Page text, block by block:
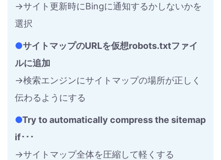
→サイト更新時にBingに通知するかしないかを
選択
●サイトマップのURLを仮想robots.txtファイ
ルに追加
→検索エンジンにサイトマップの場所が正しく
伝わるようにする
●Try to automatically compress the sitemap
if･･･
→サイトマップ全体を圧縮して軽くする